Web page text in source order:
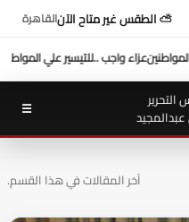
⛅ الطقس غير متاح الآنالقاهرة
للتيسير علي المواطنين ...وزير العدل
التحرير
☰
آخر المقالات في هذا القسم.